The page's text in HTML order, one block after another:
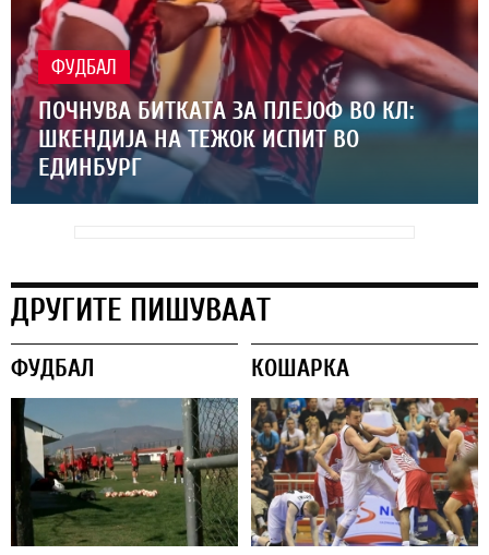
ФУДБАЛ
ПОЧНУВА БИТКАТА ЗА ПЛЕЈОФ ВО КЛ:
ШКЕНДИЈА НА ТЕЖОК ИСПИТ ВО
ЕДИНБУРГ
ДРУГИТЕ ПИШУВААТ
ФУДБАЛ КОШАРКА